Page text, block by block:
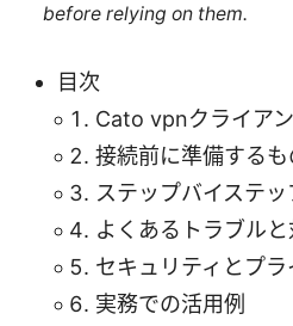
before relying on them.
目次
Cato vpnクライア
接続前に準備するも
ステップバイステ
よくあるトラブル
セキュリティとプ
実務での活用例